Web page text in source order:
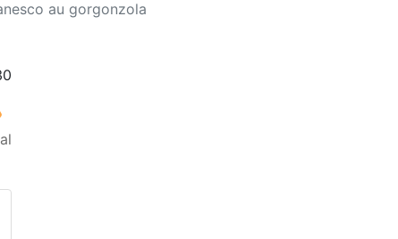
au gorgonzola
à un ami
page
une question à l'auteur